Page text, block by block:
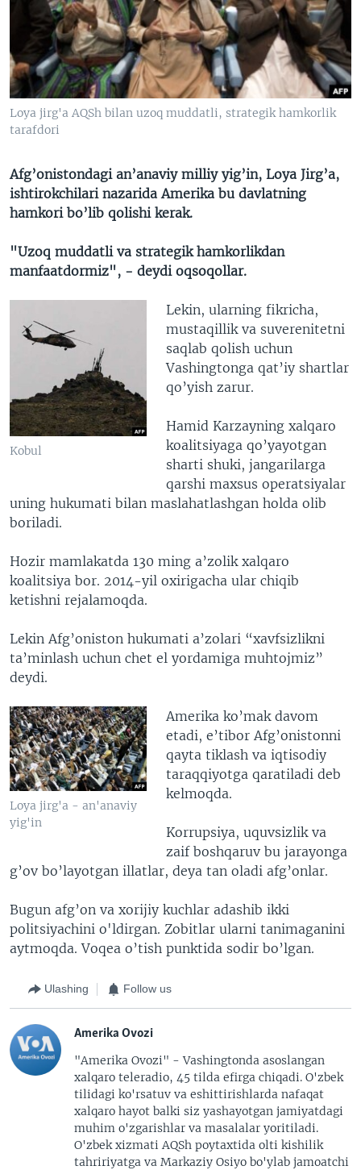
VIDEO
XABARLAR SURATLARDA
ODNOKLASSNIKI
TELEGRAM
TWITTER
SOUNDCLOUD
VOA
Loya jirg'a AQSh bilan uzoq muddatli, strategik hamkorlik
tarafdori
Afg’onistondagi an’anaviy milliy yig’in, Loya Jirg’a,
ishtirokchilari nazarida Amerika bu davlatning
hamkori bo’lib qolishi kerak.
"Uzoq muddatli va strategik hamkorlikdan
manfaatdormiz", - deydi oqsoqollar.
Kobul
Lekin, ularning fikricha,
mustaqillik va suverenitetni
saqlab qolish uchun
Vashingtonga qat’iy shartlar
qo’yish zarur.
Hamid Karzayning xalqaro
koalitsiyaga qo’yayotgan
sharti shuki, jangarilarga
qarshi maxsus operatsiyalar
uning hukumati bilan maslahatlashgan holda olib
boriladi.
Hozir mamlakatda 130 ming a’zolik xalqaro
koalitsiya bor. 2014-yil oxirigacha ular chiqib
ketishni rejalamoqda.
Lekin Afg’oniston hukumati a’zolari “xavfsizlikni
ta’minlash uchun chet el yordamiga muhtojmiz”
deydi.
Loya jirg'a - an'anaviy
yig'in
Amerika ko’mak davom
etadi, e’tibor Afg’onistonni
qayta tiklash va iqtisodiy
taraqqiyotga qaratiladi deb
kelmoqda.
Korrupsiya, uquvsizlik va
zaif boshqaruv bu jarayonga
g’ov bo’layotgan illatlar, deya tan oladi afg’onlar.
Bugun afg’on va xorijiy kuchlar adashib ikki
politsiyachini o'ldirgan. Zobitlar ularni tanimaganini
aytmoqda. Voqea o’tish punktida sodir bo’lgan.
Ulashing Follow us
Amerika Ovozi
"Amerika Ovozi" - Vashingtonda asoslangan
xalqaro teleradio, 45 tilda efirga chiqadi. O'zbek
tilidagi ko'rsatuv va eshittirishlarda nafaqat
xalqaro hayot balki siz yashayotgan jamiyatdagi
muhim o'zgarishlar va masalalar yoritiladi.
O'zbek xizmati AQSh poytaxtida olti kishilik
tahririyatga va Markaziy Osiyo bo'ylab jamoatchi